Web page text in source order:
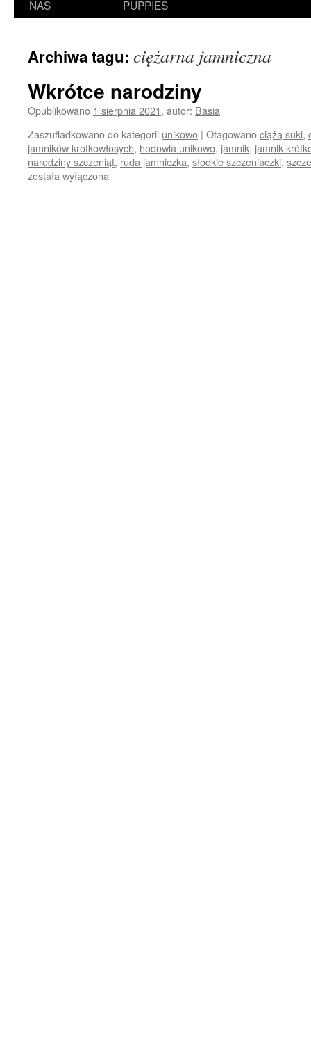
NAS
PUPPIES
Archiwa tagu: ciężarna jamniczna
Wkrótce narodziny
Opublikowano 1 sierpnia 2021, autor: Basia
Zaszufladkowano do kategorii unikowo | Otagowanociążą suki,
jamników krótkowłosych, hodowla unikowo, jamnik, jamnik
narodziny szczeniąt, ruda jamniczka, słodkie szczeniaczki,
została wyłączona